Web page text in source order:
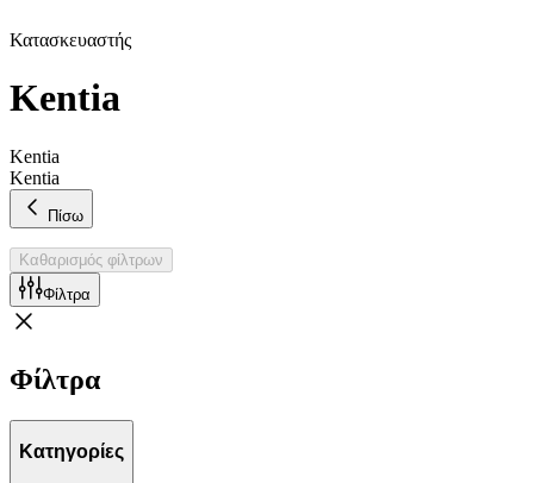
Κατασκευαστής
Kentia
Kentia
Kentia
Πίσω
Καθαρισμός φίλτρων
Φίλτρα
Φίλτρα
Κατηγορίες